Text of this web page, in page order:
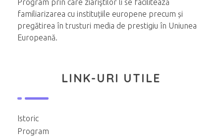
familiarizarea cu instituțiile europene precum și
pregătirea în trusturi media de prestigiu în Uniunea
Europeană.
LINK-URI UTILE
Istoric
Program